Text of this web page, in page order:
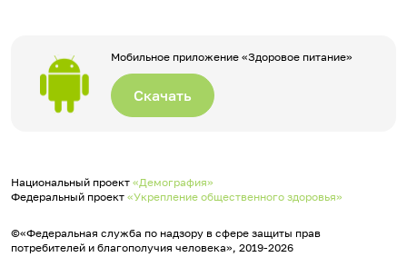
Мобильное приложение «Здоровое питание»
Скачать
Национальный проект «Демография»
Федеральный проект «Укрепление общественного здоровья»
©«Федеральная служба по надзору в сфере защиты прав
потребителей и благополучия человека», 2019-2026